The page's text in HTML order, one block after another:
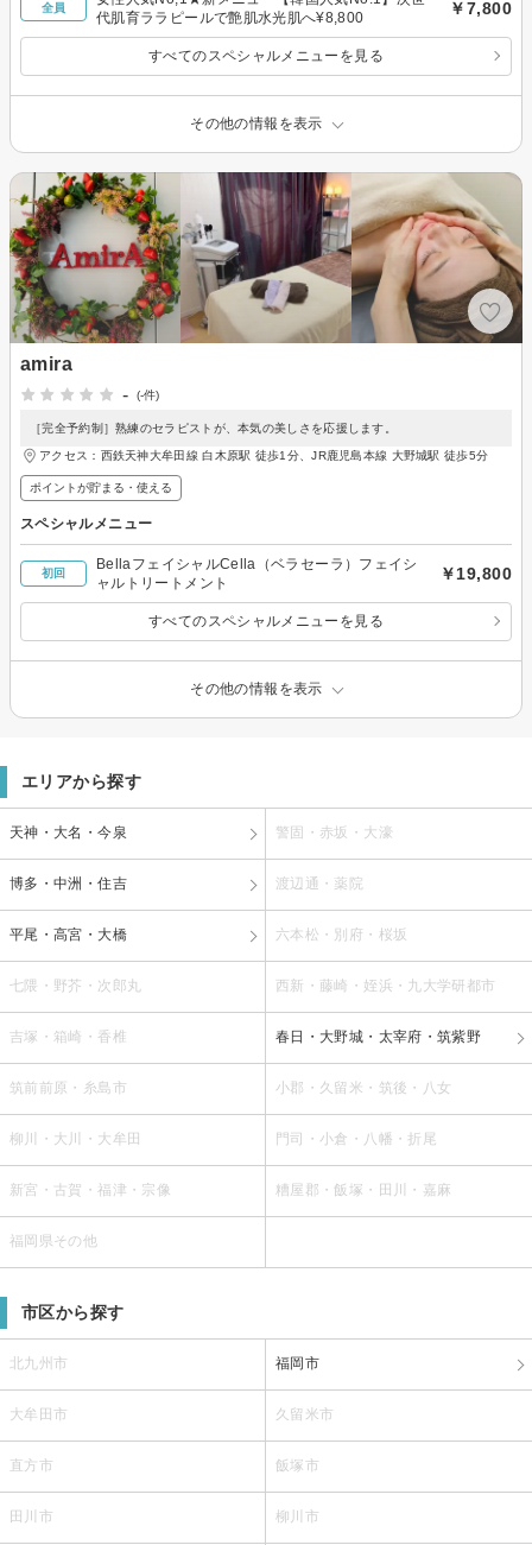
全員
代肌育ララピールで艶肌水光肌へ¥8,800
￥7,800
すべてのスペシャルメニューを見る
その他の情報を表示
amira
-
(-件)
［完全予約制］熟練のセラピストが、本気の美しさを応援します。
アクセス：西鉄天神大牟田線 白木原駅 徒歩1分、JR鹿児島本線 大野城駅 徒歩5分
ポイントが貯まる・使える
スペシャルメニュー
初回
BellaフェイシャルCella（ベラセーラ）フェイシ
ャルトリートメント
￥19,800
すべてのスペシャルメニューを見る
その他の情報を表示
エリアから探す
天神・大名・今泉 警固・赤坂・大濠
博多・中洲・住吉 渡辺通・薬院
平尾・高宮・大橋 六本松・別府・桜坂
七隈・野芥・次郎丸 西新・藤崎・姪浜・九大学研都市
吉塚・箱崎・香椎 春日・大野城・太宰府・筑紫野
筑前前原・糸島市 小郡・久留米・筑後・八女
柳川・大川・大牟田 門司・小倉・八幡・折尾
新宮・古賀・福津・宗像 糟屋郡・飯塚・田川・嘉麻
福岡県その他
市区から探す
北九州市 福岡市
大牟田市 久留米市
直方市 飯塚市
田川市 柳川市